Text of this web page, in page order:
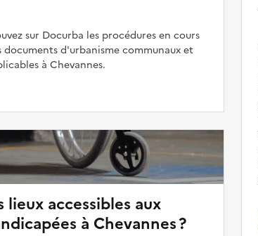
sur Docurba les procédures en cours
d'urbanisme communaux et
à Chevannes.
lieux accessibles aux
à Chevannes ?